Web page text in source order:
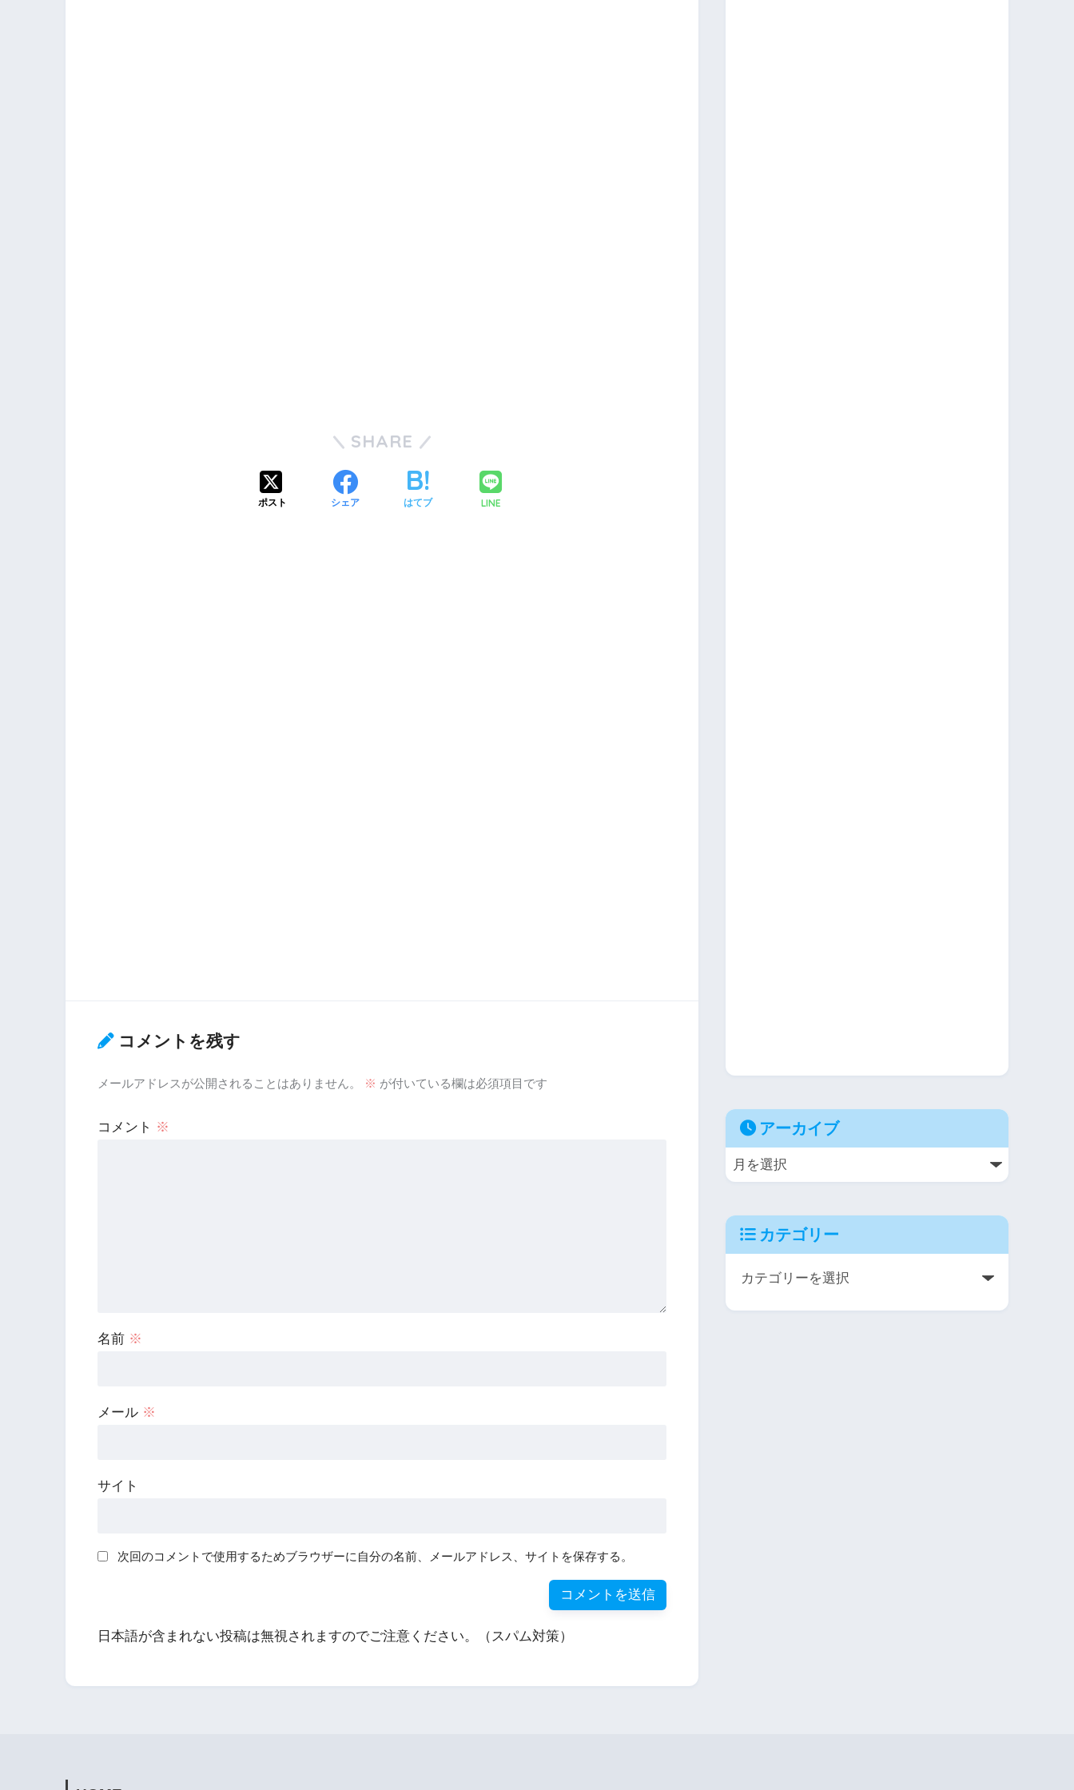
SHARE
ポスト シェア はてブ LINE
コメントを残す
メールアドレスが公開されることはありません。 ※ が付いている欄は必須項目です
コメント ※
名前 ※
メール ※
サイト
次回のコメントで使用するためブラウザーに自分の名前、メールアドレス、サイトを保存する。
日本語が含まれない投稿は無視されますのでご注意ください。（スパム対策）
アーカイブ
カテゴリー